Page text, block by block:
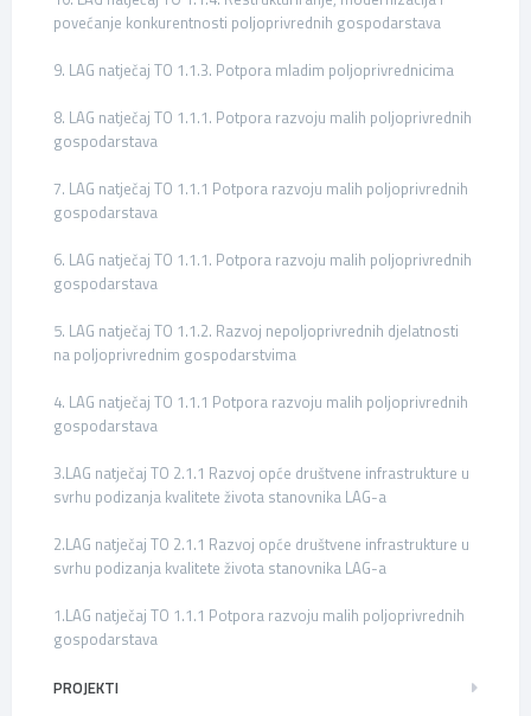
povećanje konkurentnosti poljoprivrednih gospodarstava
9. LAG natječaj TO 1.1.3. Potpora mladim poljoprivrednicima
8. LAG natječaj TO 1.1.1. Potpora razvoju malih poljoprivrednih
gospodarstava
7. LAG natječaj TO 1.1.1 Potpora razvoju malih poljoprivrednih
gospodarstava
6. LAG natječaj TO 1.1.1. Potpora razvoju malih poljoprivrednih
gospodarstava
5. LAG natječaj TO 1.1.2. Razvoj nepoljoprivrednih djelatnosti
na poljoprivrednim gospodarstvima
4. LAG natječaj TO 1.1.1 Potpora razvoju malih poljoprivrednih
gospodarstava
3.LAG natječaj TO 2.1.1 Razvoj opće društvene infrastrukture u
svrhu podizanja kvalitete života stanovnika LAG-a
2.LAG natječaj TO 2.1.1 Razvoj opće društvene infrastrukture u
svrhu podizanja kvalitete života stanovnika LAG-a
1.LAG natječaj TO 1.1.1 Potpora razvoju malih poljoprivrednih
gospodarstava
PROJEKTI